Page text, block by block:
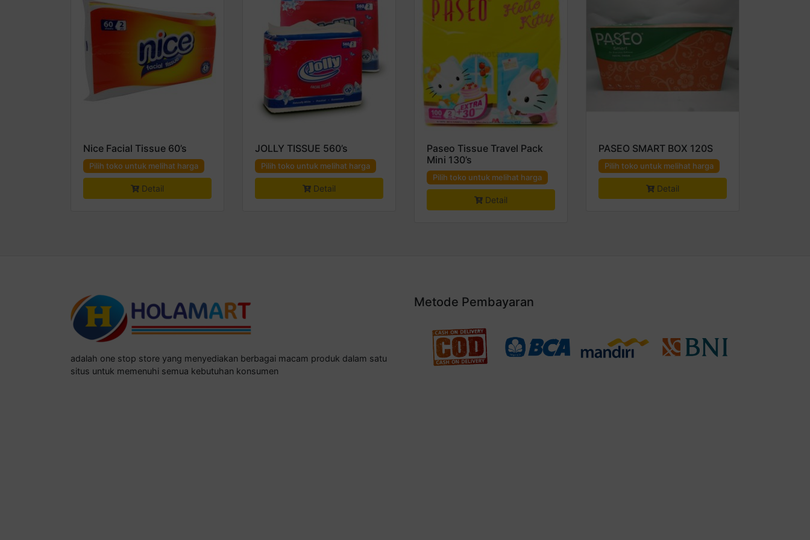
Nice Facial Tissue 60’s
Pilih toko untuk melihat harga
Detail
JOLLY TISSUE 560’s
Pilih toko untuk melihat harga
Detail
Paseo Tissue Travel Pack
Mini 130’s
Pilih toko untuk melihat harga
Detail
PASEO SMART BOX 120S
Pilih toko untuk melihat harga
Detail
adalah one stop store yang menyediakan berbagai macam produk dalam satu
situs untuk memenuhi semua kebutuhan konsumen
Metode Pembayaran